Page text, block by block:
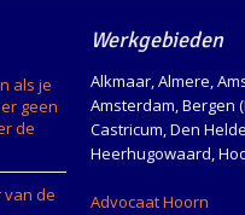
als je
geen
de
van de
Werkgebieden
Alkmaar, Almere,
Amsterdam, Bergen
Castricum, Den
Heerhugowaard,
Advocaat Hoorn